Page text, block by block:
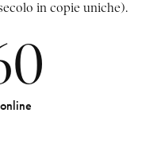
in copie uniche).